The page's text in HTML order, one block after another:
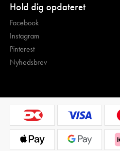
Hold dig opdateret
Facebook
Instagram
Pinterest
Nyhedsbrev